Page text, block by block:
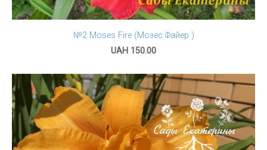
№2 Moses Fire (Мозес Файер )
UAH 150.00